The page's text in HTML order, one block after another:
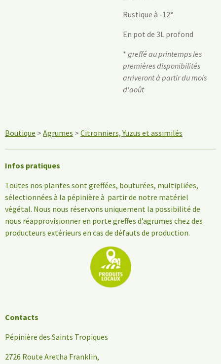
Rustique à -12°
En pot de 3L profond
* greffé au printemps les
premières disponibilités
arriveront à partir du mois
d'août
Boutique > Agrumes > Citronniers, Yuzus et assimilés
Infos pratiques
Toutes nos plantes sont greffées, bouturées, multipliées,
sélectionnées à la pépinière à partir de notre matériel
végétal. Nous nous réservons uniquement la possibilité de
nous réapprovisionner en porte greffes d’agrumes chez des
producteurs extérieurs en cas de défauts de production.
Contacts
Pépinière des Saints Tropiques
2726 Route Aretha Franklin,